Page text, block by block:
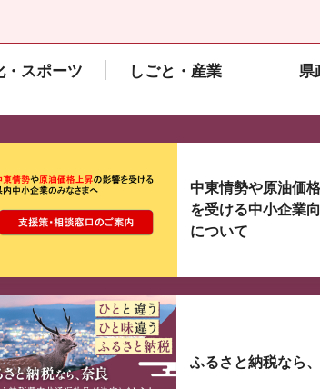
・スポーツ しごと・産業 県
から最大3つずつ情報が表示されるスラ
中東情勢や原油価
を受ける中小企業
について
ふるさと納税なら